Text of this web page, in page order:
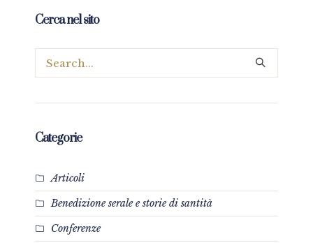
Cerca nel sito
Categorie
Articoli
Benedizione serale e storie di santità
Conferenze